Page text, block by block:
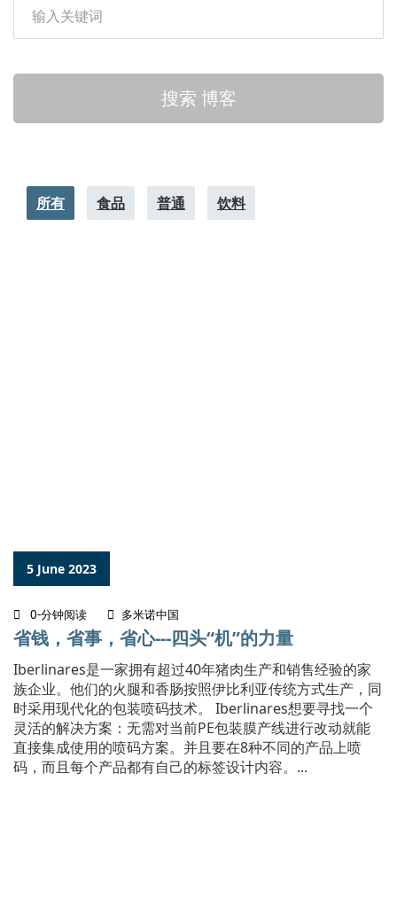
搜索 博客
所有 食品 普通 饮料
5 June 2023
0-分钟阅读 多米诺中国
省钱，省事，省心---四头“机”的力量
Iberlinares是一家拥有超过40年猪肉生产和销售经验的家
族企业。他们的火腿和香肠按照伊比利亚传统方式生产，同
时采用现代化的包装喷码技术。 Iberlinares想要寻找一个
灵活的解决方案：无需对当前PE包装膜产线进行改动就能
直接集成使用的喷码方案。并且要在8种不同的产品上喷
码，而且每个产品都有自己的标签设计内容。...